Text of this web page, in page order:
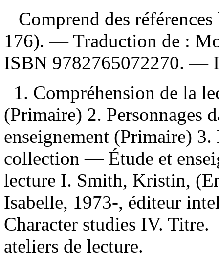
Comprend des
176). —Traduction de :
ISBN 9782765072270. —
1. Compréhension de la
(Primaire) 2. Personnages
enseignement (Primaire)
collection — Étude et
lecture I. Smith, Kristin,
Isabelle, 1973-, éditeur
Character studies IV.
ateliers de lecture.